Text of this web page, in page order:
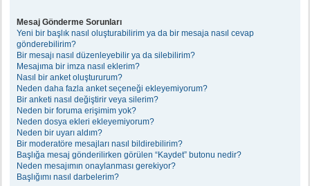
Mesaj Gönderme Sorunları
Yeni bir başlık nasıl oluşturabilirim ya da bir mesaja nasıl cevap
gönderebilirim?
Bir mesajı nasıl düzenleyebilir ya da silebilirim?
Mesajıma bir imza nasıl eklerim?
Nasıl bir anket oluştururum?
Neden daha fazla anket seçeneği ekleyemiyorum?
Bir anketi nasıl değiştirir veya silerim?
Neden bir foruma erişimim yok?
Neden dosya ekleri ekleyemiyorum?
Neden bir uyarı aldım?
Bir moderatöre mesajları nasıl bildirebilirim?
Başlığa mesaj gönderilirken görülen “Kaydet” butonu nedir?
Neden mesajımın onaylanması gerekiyor?
Başlığımı nasıl darbelerim?